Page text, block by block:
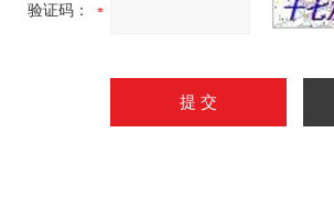
验证码：